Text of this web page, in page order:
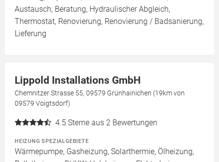
Austausch, Beratung, Hydraulischer Abgleich,
Thermostat, Renovierung, Renovierung / Badsanierung,
Lieferung
Lippold Installations GmbH
Chemnitzer Strasse 55, 09579 Grünhainichen (19km von
09579 Voigtsdorf)
4.5 Sterne aus 2 Bewertungen
HEIZUNG SPEZIALGEBIETE
Wärmepumpe, Gasheizung, Solarthermie, Ölheizung,